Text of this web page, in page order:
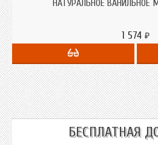
НАТУРАЛЬНОЕ ВАНИЛЬНОЕ
1 574 ₽
БЕСПЛАТНАЯ